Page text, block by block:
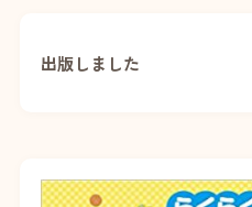
出版しました